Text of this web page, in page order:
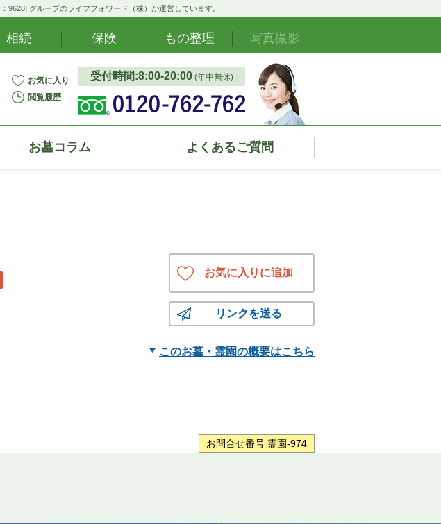
グループのライフフォワード（株）が運営しています。
相続 保険 もの整理 写真撮影
お気に入り
閲覧履歴
受付時間:8:00‐20:00 (年中無休)
お墓コラム よくあるご質問
お気に入りに追加
リンクを送る
このお墓・霊園の概要はこちら
お問合せ番号 霊園-974